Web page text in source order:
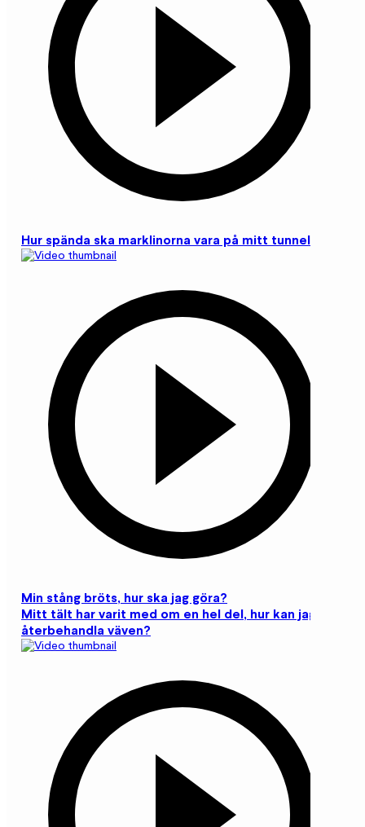
Hur spända ska marklinorna vara på mitt tunneltält?
Min stång bröts, hur ska jag göra?
Mitt tält har varit med om en hel del, hur kan jag
återbehandla väven?